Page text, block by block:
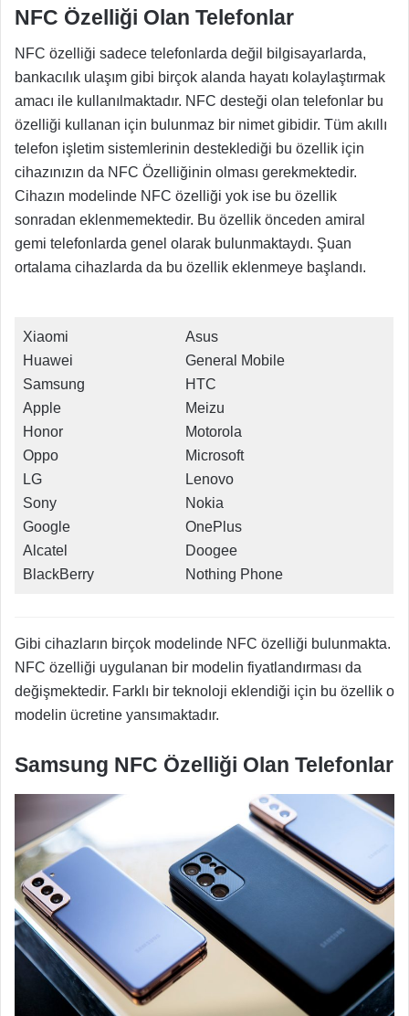
NFC Özelliği Olan Telefonlar
NFC özelliği sadece telefonlarda değil bilgisayarlarda,
bankacılık ulaşım gibi birçok alanda hayatı kolaylaştırmak
amacı ile kullanılmaktadır. NFC desteği olan telefonlar bu
özelliği kullanan için bulunmaz bir nimet gibidir. Tüm akıllı
telefon işletim sistemlerinin desteklediği bu özellik için
cihazınızın da NFC Özelliğinin olması gerekmektedir.
Cihazın modelinde NFC özelliği yok ise bu özellik
sonradan eklenmemektedir. Bu özellik önceden amiral
gemi telefonlarda genel olarak bulunmaktaydı. Şuan
ortalama cihazlarda da bu özellik eklenmeye başlandı.
Xiaomi
Huawei
Samsung
Apple
Honor
Oppo
LG
Sony
Google
Alcatel
BlackBerry
Asus
General Mobile
HTC
Meizu
Motorola
Microsoft
Lenovo
Nokia
OnePlus
Doogee
Nothing Phone
Gibi cihazların birçok modelinde NFC özelliği bulunmakta.
NFC özelliği uygulanan bir modelin fiyatlandırması da
değişmektedir. Farklı bir teknoloji eklendiği için bu özellik o
modelin ücretine yansımaktadır.
Samsung NFC Özelliği Olan Telefonlar